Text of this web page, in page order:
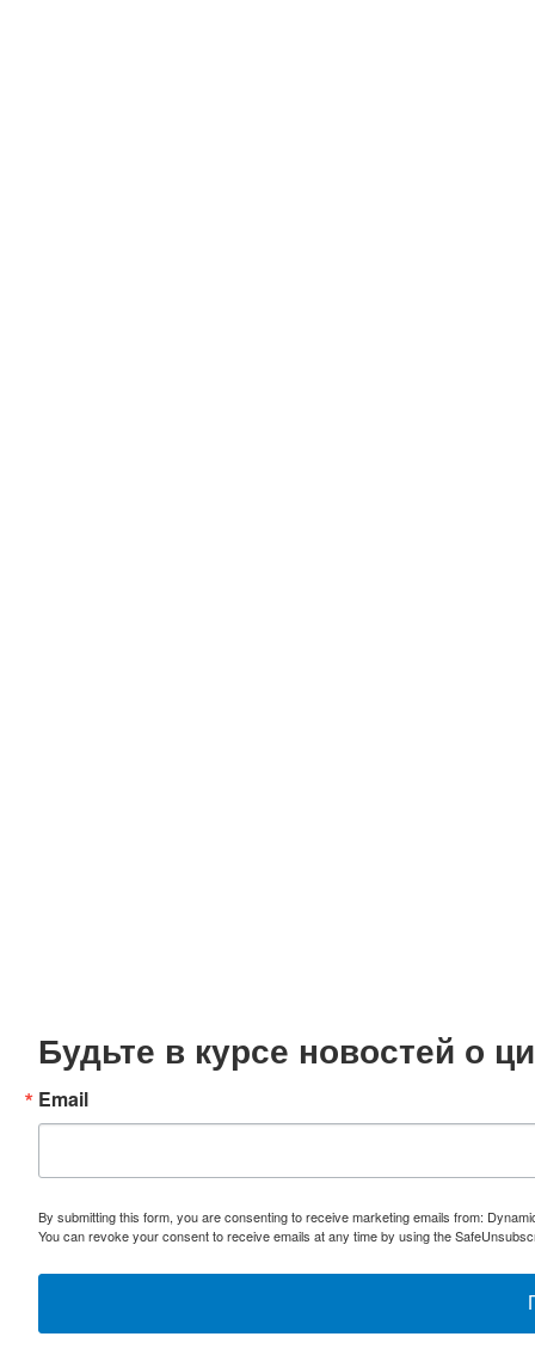
Будьте в курсе новостей о
Email
By submitting this form, you are consenting to receive marketing emails from:
You can revoke your consent to receive emails at any time by using the